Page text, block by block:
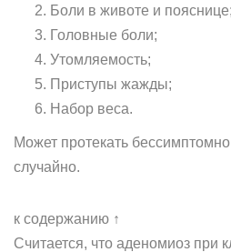
Боли в животе и пояснице;
Головные боли;
Утомляемость;
Приступы жажды;
Набор веса.
Может протекать
случайно.
к содержанию ↑
Считается, что аденомиоз при